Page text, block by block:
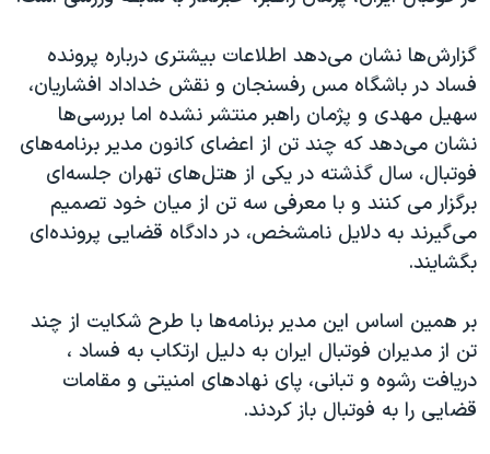
گزارش‌ها نشان می‌دهد اطلاعات بیشتری درباره پرونده
فساد در باشگاه مس رفسنجان و نقش خداداد افشاریان،
سهیل مهدی و پژمان راهبر منتشر نشده اما بررسی‌ها
نشان می‌دهد که چند تن از اعضای کانون مدیر برنامه‌های
فوتبال، سال گذشته در یکی از هتل‌های تهران جلسه‌ای
برگزار می کنند و‌ با معرفی سه تن‌ از میان خود تصمیم
می‌گیرند به دلایل نامشخص، در دادگاه قضایی پرونده‌ای
بگشایند.
بر همین اساس این مدیر برنامه‌ها با طرح شکایت از چند
تن از مدیران فوتبال ایران به دلیل ارتکاب به فساد ،
دریافت رشوه و تبانی، پای نهادهای امنیتی و مقامات
قضایی را به فوتبال باز کردند.